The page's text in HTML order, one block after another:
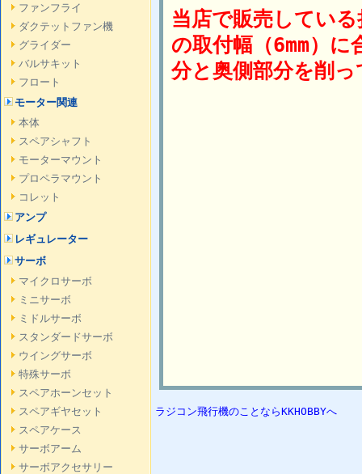
ファンフライ
ダクテットファン機
グライダー
バルサキット
フロート
モーター関連
本体
スペアシャフト
モーターマウント
プロペラマウント
コレット
アンプ
レギュレーター
サーボ
マイクロサーボ
ミニサーボ
ミドルサーボ
スタンダードサーボ
ウイングサーボ
特殊サーボ
スペアホーンセット
スペアギヤセット
スペアケース
サーボアーム
サーボアクセサリー
当店で販売してい
の取付幅（6mm）
分と奥側部分を削
ラジコン飛行機のことならKKHOBBYへ